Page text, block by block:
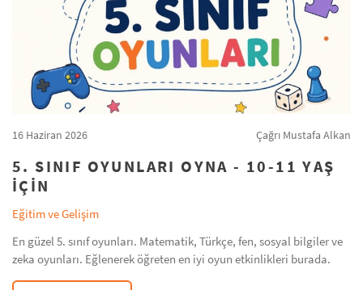
16 Haziran 2026 Çağrı Mustafa Alkan
5. SINIF OYUNLARI OYNA - 10-11 YAŞ
IÇIN
Eğitim ve Gelişim
En güzel 5. sınıf oyunları. Matematik, Türkçe, fen, sosyal bilgiler ve
zeka oyunları. Eğlenerek öğreten en iyi oyun etkinlikleri burada.